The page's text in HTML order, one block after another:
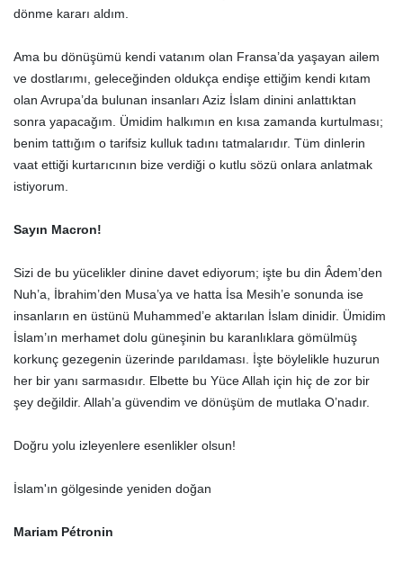
dönme kararı aldım.
Ama bu dönüşümü kendi vatanım olan Fransa’da yaşayan ailem
ve dostlarımı, geleceğinden oldukça endişe ettiğim kendi kıtam
olan Avrupa’da bulunan insanları Aziz İslam dinini anlattıktan
sonra yapacağım. Ümidim halkımın en kısa zamanda kurtulması;
benim tattığım o tarifsiz kulluk tadını tatmalarıdır. Tüm dinlerin
vaat ettiği kurtarıcının bize verdiği o kutlu sözü onlara anlatmak
istiyorum.
Sayın Macron!
Sizi de bu yücelikler dinine davet ediyorum; işte bu din Âdem’den
Nuh’a, İbrahim’den Musa’ya ve hatta İsa Mesih’e sonunda ise
insanların en üstünü Muhammed’e aktarılan İslam dinidir. Ümidim
İslam’ın merhamet dolu güneşinin bu karanlıklara gömülmüş
korkunç gezegenin üzerinde parıldaması. İşte böylelikle huzurun
her bir yanı sarmasıdır. Elbette bu Yüce Allah için hiç de zor bir
şey değildir. Allah’a güvendim ve dönüşüm de mutlaka O’nadır.
Doğru yolu izleyenlere esenlikler olsun!
İslam'ın gölgesinde yeniden doğan
Mariam Pétronin